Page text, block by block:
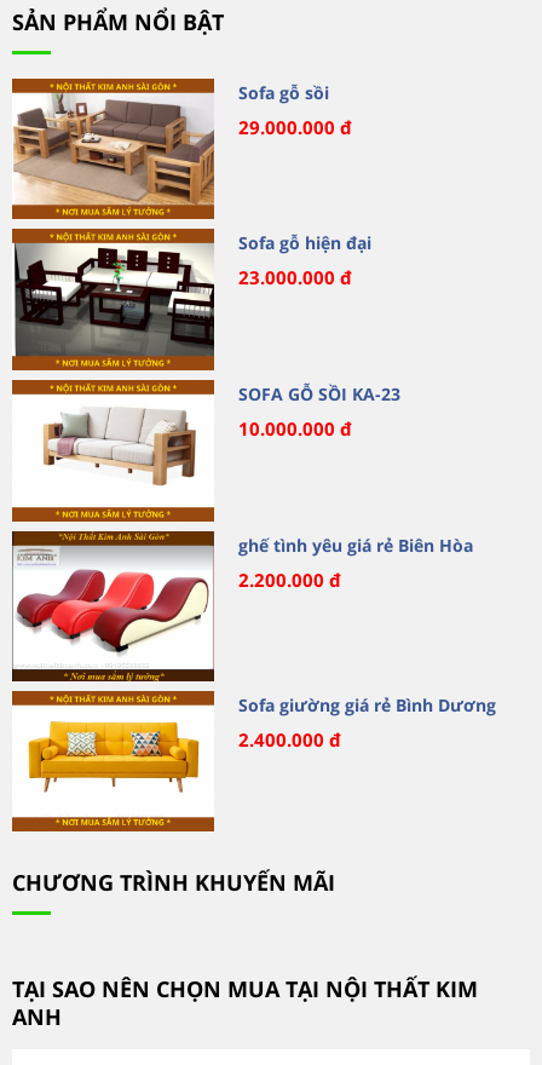
SẢN PHẨM NỔI BẬT
Sofa gỗ sồi
29.000.000 đ
Sofa gỗ hiện đại
23.000.000 đ
SOFA GỖ SỒI KA-23
10.000.000 đ
ghế tình yêu giá rẻ Biên Hòa
2.200.000 đ
Sofa giường giá rẻ Bình Dương
2.400.000 đ
CHƯƠNG TRÌNH KHUYẾN MÃI
TẠI SAO NÊN CHỌN MUA TẠI NỘI THẤT KIM
ANH